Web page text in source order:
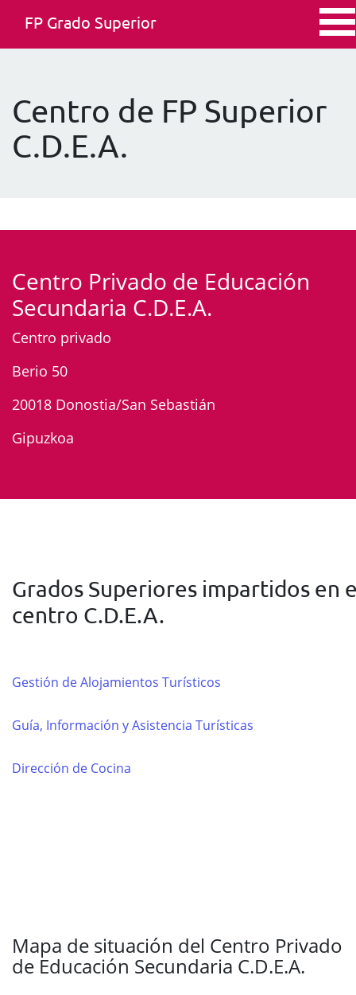
FP Grado Superior
Centro de FP Superior
C.D.E.A.
Centro Privado de Educación
Secundaria C.D.E.A.
Centro privado
Berio 50
20018 Donostia/San Sebastián
Gipuzkoa
Grados Superiores impartidos en
centro C.D.E.A.
Gestión de Alojamientos Turísticos
Guía, Información y Asistencia Turísticas
Dirección de Cocina
Mapa de situación del Centro Privado
de Educación Secundaria C.D.E.A.